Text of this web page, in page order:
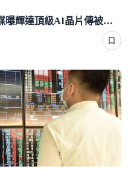
缺晶風暴逼出「閹割版」！外媒曝輝達頂級AI晶片傳被迫降規